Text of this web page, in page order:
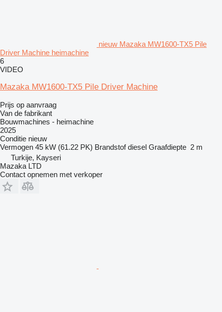
nieuw Mazaka MW1600-TX5 Pile
Driver Machine heimachine
6
VIDEO
Mazaka MW1600-TX5 Pile Driver Machine
Prijs op aanvraag
Van de fabrikant
Bouwmachines - heimachine
2025
Conditie nieuw
Vermogen 45 kW (61.22 PK) Brandstof diesel Graafdiepte 2 m
Turkije, Kayseri
Mazaka LTD
Contact opnemen met verkoper